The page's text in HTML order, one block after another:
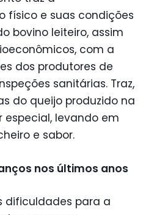
físico e suas condições
bovino leiteiro, assim
com a
dos produtores de
sanitárias. Traz,
do queijo produzido na
levando em
e sabor.
nos últimos anos
dificuldades para a